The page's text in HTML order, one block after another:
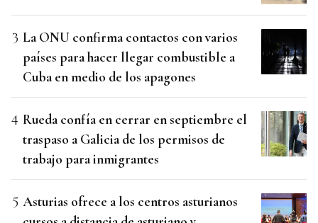
La ONU confirma contactos con varios
países para hacer llegar combustible a
Cuba en medio de los apagones
Rueda confía en cerrar en septiembre el
traspaso a Galicia de los permisos de
trabajo para inmigrantes
Asturias ofrece a los centros asturianos